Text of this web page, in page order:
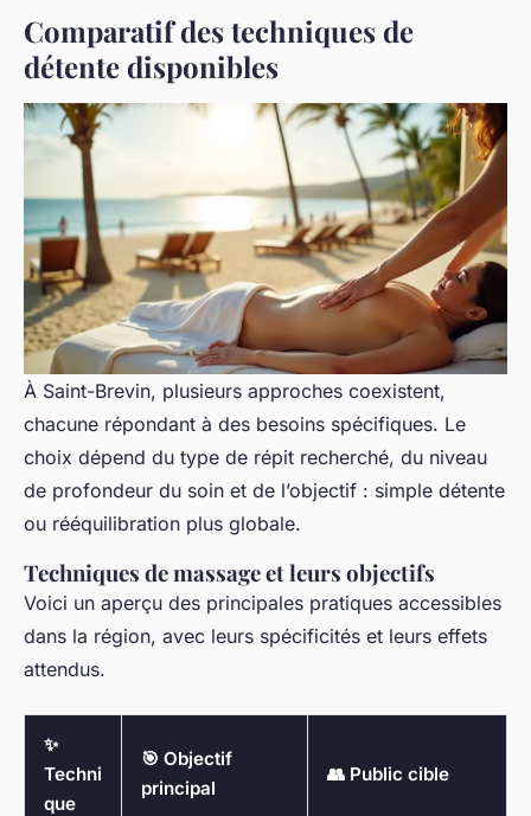
Comparatif des techniques de
détente disponibles
À Saint-Brevin, plusieurs approches coexistent,
chacune répondant à des besoins spécifiques. Le
choix dépend du type de répit recherché, du niveau
de profondeur du soin et de l’objectif : simple détente
ou rééquilibration plus globale.
Techniques de massage et leurs objectifs
Voici un aperçu des principales pratiques accessibles
dans la région, avec leurs spécificités et leurs effets
attendus.
✨
Techni
que
🎯 Objectif
principal
👥 Public cible